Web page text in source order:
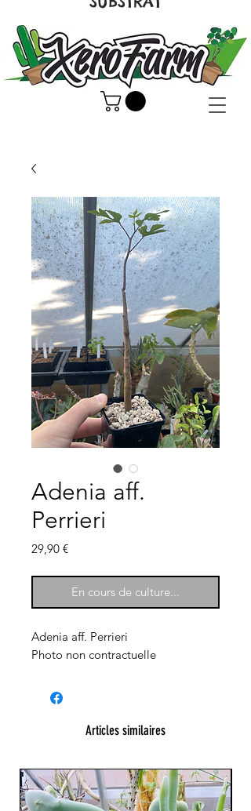
Adenia aff.
Perrieri
29,90 €Prix
En cours de culture...
Adenia aff. Perrieri
Photo non contractuelle
Articles similaires